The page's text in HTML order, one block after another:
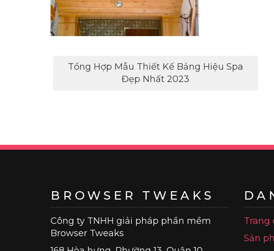
Điều
Tổng Hợp Mẫu Thiết Kế Bảng Hiệu Spa
Đẹp Nhất 2023
BROWSER TWEAKS
Công ty TNHH giải pháp phần mềm
Browser Tweaks
Trang
Sản